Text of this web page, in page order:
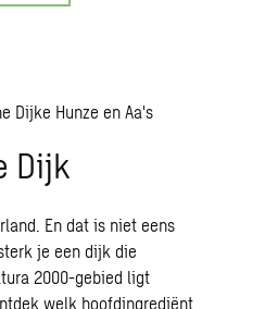
Dijk
En dat is niet eens
je een dijk die
2000-gebied ligt
welk hoofdingrediënt